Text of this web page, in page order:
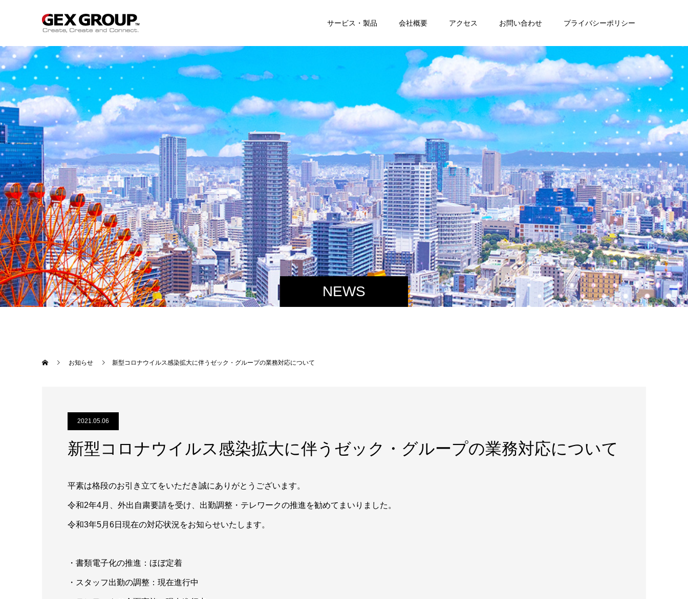
サービス・製品 会社概要 アクセス お問い合わせ プライバシーポリシー
NEWS
お知らせ 新型コロナウイルス感染拡大に伴うゼック・グループの業務対応について
2021.05.06
新型コロナウイルス感染拡大に伴うゼック・グループの業務対応について
平素は格段のお引き立てをいただき誠にありがとうございます。
令和2年4月、外出自粛要請を受け、出勤調整・テレワークの推進を勧めてまいりました。
令和3年5月6日現在の対応状況をお知らせいたします。
・書類電子化の推進：ほぼ定着
・スタッフ出勤の調整：現在進行中